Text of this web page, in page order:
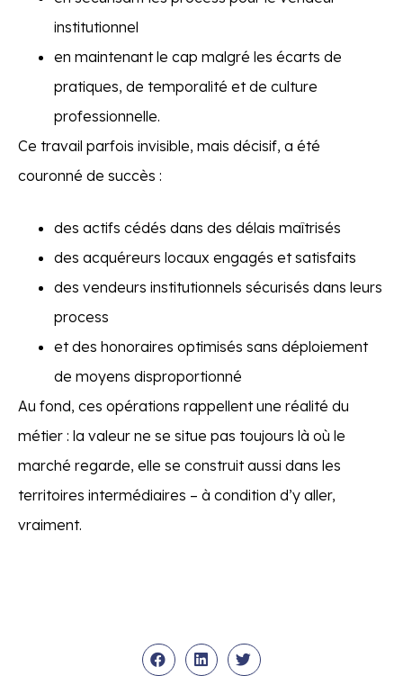
institutionnel
en maintenant le cap malgré les écarts de
pratiques, de temporalité et de culture
professionnelle.
Ce travail parfois invisible, mais décisif, a été
couronné de succès :
des actifs cédés dans des délais maîtrisés
des acquéreurs locaux engagés et satisfaits
des vendeurs institutionnels sécurisés dans leurs
process
et des honoraires optimisés sans déploiement
de moyens disproportionné
Au fond, ces opérations rappellent une réalité du
métier : la valeur ne se situe pas toujours là où le
marché regarde, elle se construit aussi dans les
territoires intermédiaires – à condition d’y aller,
vraiment.